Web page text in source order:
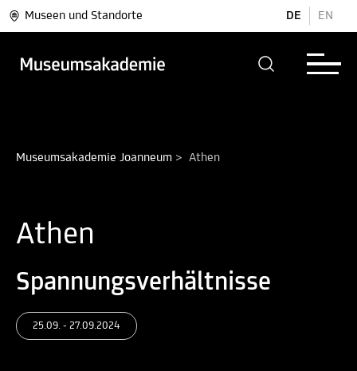
Museen und Standorte DE EN
Museumsakademie Joanneum > Athen
Athen
Spannungsverhältnisse
25.09. - 27.09.2024